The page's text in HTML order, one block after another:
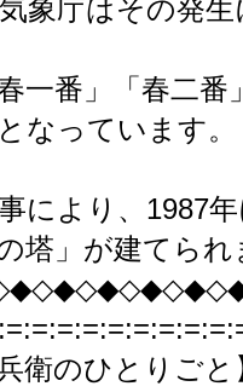
象庁はその発
一番」「春二番
なっています。
により、1987
の塔」が建てら
衛のひとりごと